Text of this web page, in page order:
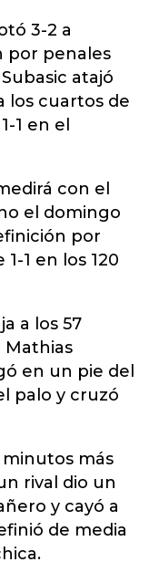
3-2 a
por penales
atajó
los cuartos de
1 en el
con el
el domingo
por
1 en los 120
a los 57
en un pie del
palo y cruzó
más
rival dio un
y cayó a
de media